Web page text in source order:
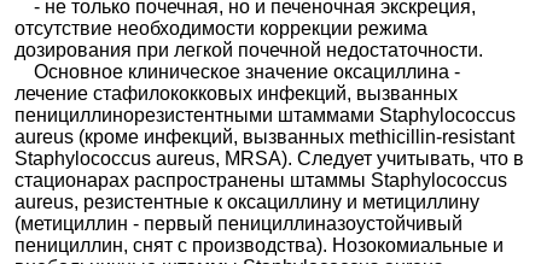
- не только почечная, но и печеночная экскреция,
отсутствие необходимости коррекции режима
дозирования при легкой почечной недостаточности.
Основное клиническое значение оксациллина -
лечение стафилококковых инфекций, вызванных
пенициллинорезистентными штаммами Staphylococcus
aureus (кроме инфекций, вызванных methicillin-resistant
Staphylococcus aureus, MRSA). Следует учитывать, что в
стационарах распространены штаммы Staphylococcus
aureus, резистентные к оксациллину и метициллину
(метициллин - первый пенициллиназоустойчивый
пенициллин, снят с производства). Нозокомиальные и